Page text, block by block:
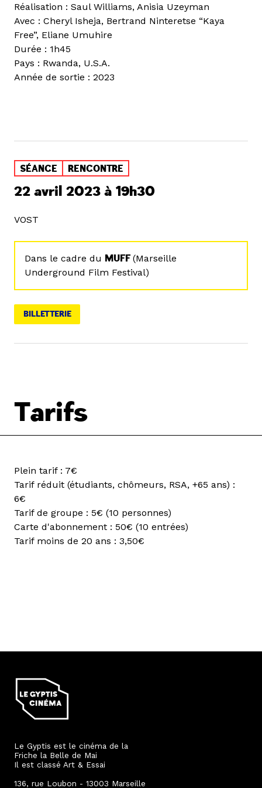
Réalisation : Saul Williams, Anisia Uzeyman
Avec : Cheryl Isheja, Bertrand Ninteretse “Kaya
Free”, Eliane Umuhire
Durée : 1h45
Pays : Rwanda, U.S.A.
Année de sortie : 2023
SÉANCE RENCONTRE
22 avril 2023 à 19h30
VOST
Dans le cadre du MUFF (Marseille
Underground Film Festival)
BILLETTERIE
Tarifs
Plein tarif : 7€
Tarif réduit (étudiants, chômeurs, RSA, +65 ans) :
6€
Tarif de groupe : 5€ (10 personnes)
Carte d'abonnement : 50€ (10 entrées)
Tarif moins de 20 ans : 3,50€
Le Gyptis est le cinéma de la
Friche la Belle de Mai
Il est classé Art & Essai
136, rue Loubon - 13003 Marseille